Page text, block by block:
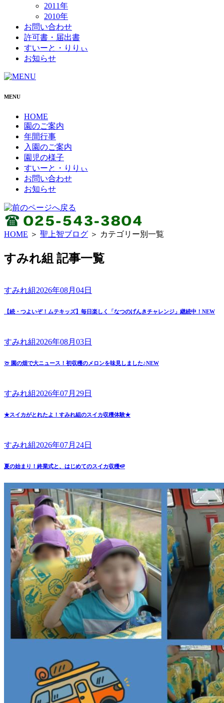
2011年
2010年
お問い合わせ
許可書・届出書
すいーと・りりぃ
お知らせ
MENU
HOME
園のご案内
年間行事
入園のご案内
園児の様子
すいーと・りりぃ
お問い合わせ
お知らせ
HOME ＞ 聖上智ブログ ＞ カテゴリー別一覧
すみれ組 記事一覧
すみれ組2026年08月04日
【続・つよいぞ！ムテキッズ】毎日楽しく「なつのげんきチャレンジ」継続中！ NEW
すみれ組2026年08月03日
🍈 園の畑で大ニュース！初収穫のメロンを味見しました♪NEW
すみれ組2026年07月29日
★スイカがとれたよ！すみれ組のスイカ収穫体験★
すみれ組2026年07月24日
夏の始まり！終業式と、はじめてのスイカ収穫🍉